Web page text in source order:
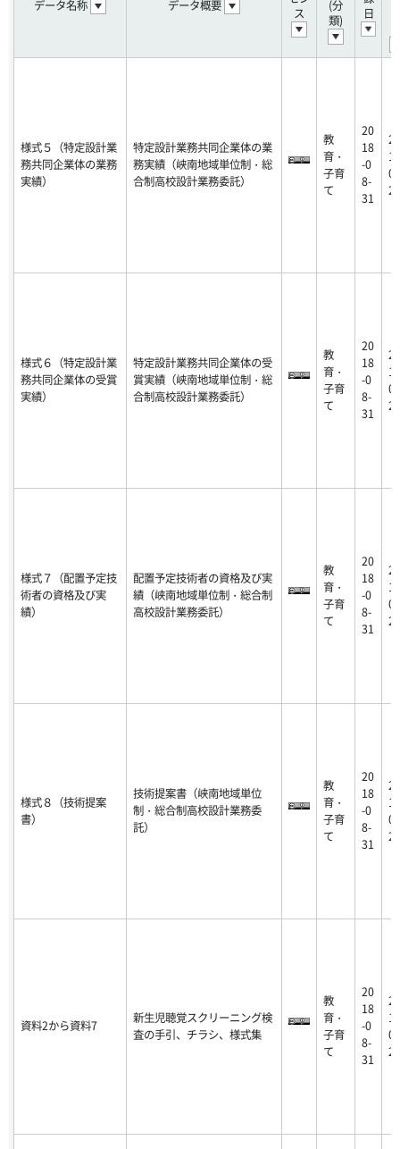
データ名称 データ概要
ス
(分
類)
日
様式５（特定設計業
務共同企業体の業務
実績）
特定設計業務共同企業体の業
務実績（峡南地域単位制・総
合制高校設計業務委託）
教
育・
子育
て
20
18
-0
8-
31
20
26
様式６（特定設計業
務共同企業体の受賞
実績）
特定設計業務共同企業体の受
賞実績（峡南地域単位制・総
合制高校設計業務委託）
教
育・
子育
て
20
18
-0
8-
31
20
26
様式７（配置予定技
術者の資格及び実
績）
配置予定技術者の資格及び実
績（峡南地域単位制・総合制
高校設計業務委託）
教
育・
子育
て
20
18
-0
8-
31
20
26
様式８（技術提案
書）
技術提案書（峡南地域単位
制・総合制高校設計業務委
託）
教
育・
子育
て
20
18
-0
8-
31
20
26
資料2から資料7
新生児聴覚スクリーニング検
査の手引、チラシ、様式集
教
育・
子育
て
20
18
-0
8-
31
20
25